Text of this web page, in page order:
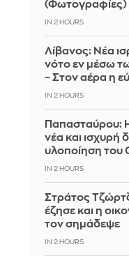
(Φωτογραφίες)
IN 2 HOURS
Λίβανος: Νέα
νότο εν μέσω
– Στον αέρα η
IN 2 HOURS
Παπασταύρου:
νέα και ισχυρή
υλοποίηση του
IN 2 HOURS
Στράτος
έζησε και η
τον σημάδεψε
IN 2 HOURS